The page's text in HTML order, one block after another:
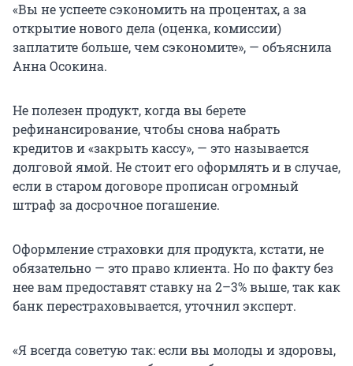
«Вы не успеете сэкономить на процентах, а за
открытие нового дела (оценка, комиссии)
заплатите больше, чем сэкономите», — объяснила
Анна Осокина.
Не полезен продукт, когда вы берете
рефинансирование, чтобы снова набрать
кредитов и «закрыть кассу», — это называется
долговой ямой. Не стоит его оформлять и в случае,
если в старом договоре прописан огромный
штраф за досрочное погашение.
Оформление страховки для продукта, кстати, не
обязательно — это право клиента. Но по факту без
нее вам предоставят ставку на 2–3% выше, так как
банк перестраховывается, уточнил эксперт.
«Я всегда советую так: если вы молоды и здоровы,